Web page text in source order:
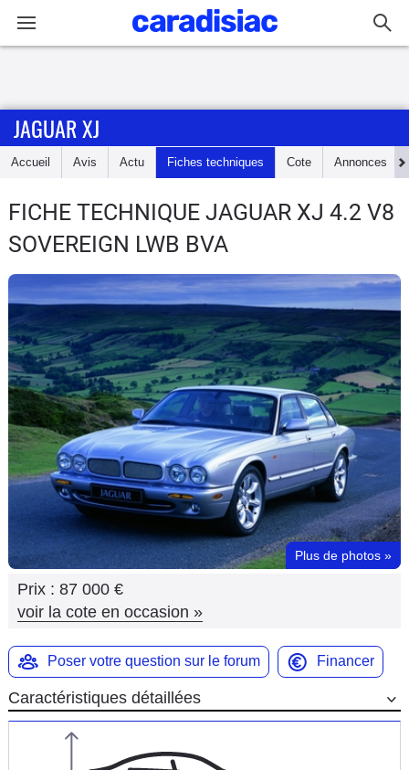
Accueil
Essais
Guide
d'achat
Electriques
Utilitaires
Flottes
Auto
Services
Forum
Moto
Marques
JAGUAR XJ
Accueil Avis Actu Fiches techniques Cote Annonces
FICHE TECHNIQUE JAGUAR XJ 4.2 V8
SOVEREIGN LWB BVA
Plus de photos »
Prix : 87 000 €
voir la cote en occasion »
Poser votre question sur le forum Financer
Caractéristiques détaillées